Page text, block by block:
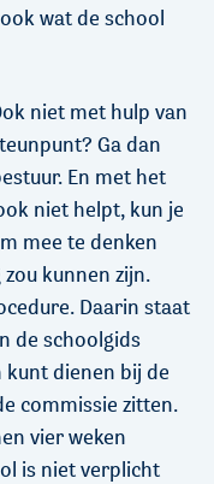
wat de school
niet met hulp van
Ga dan
En met het
niet helpt, kun je
mee te denken
kunnen zijn.
Daarin staat
de schoolgids
kunt dienen bij de
commissie zitten.
vier weken
is niet verplicht